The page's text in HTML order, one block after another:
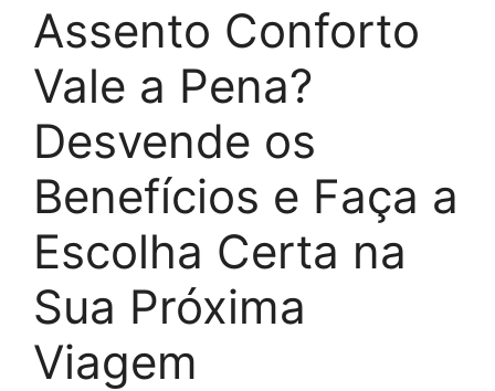
Assento Conforto
Vale a Pena?
Desvende os
Benefícios e Faça a
Escolha Certa na
Sua Próxima
Viagem